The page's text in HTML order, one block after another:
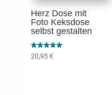
Herz Dose mit
Foto Keksdose
selbst gestalten
Bewertet mit
5.00
20,95€